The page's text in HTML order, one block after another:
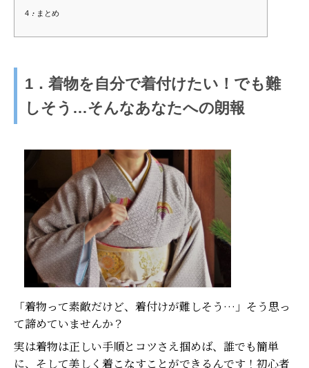
4．まとめ
1．着物を自分で着付けたい！でも難
しそう…そんなあなたへの朗報
「着物って素敵だけど、着付けが難しそう…」そう思っ
て諦めていませんか？
実は着物は正しい手順とコツさえ掴めば、誰でも簡単
に、そして美しく着こなすことができるんです！初心者